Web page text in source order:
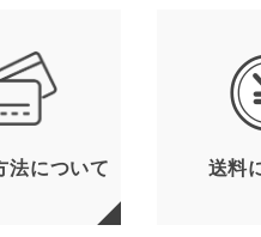
法について 送料